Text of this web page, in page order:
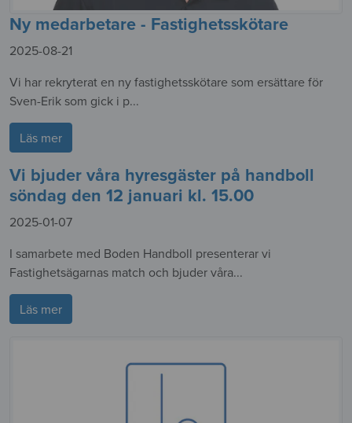
Ny medarbetare - Fastighetsskötare
2025-08-21
Vi har rekryterat en ny fastighetsskötare som ersättare för
Sven-Erik som gick i p...
Läs mer
Vi bjuder våra hyresgäster på handboll
söndag den 12 januari kl. 15.00
2025-01-07
I samarbete med Boden Handboll presenterar vi
Fastighetsägarnas match och bjuder våra...
Läs mer